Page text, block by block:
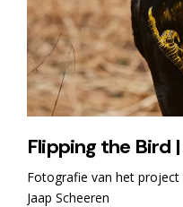
Flipping the Bird
Fotografie van het project
Jaap Scheeren